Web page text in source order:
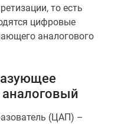
то есть
цифровые
аналогового
(ЦАП) –